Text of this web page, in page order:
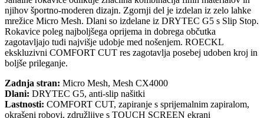
njihov športno-moderen dizajn. Zgornji del je izdelan iz zelo lahke
mrežice Micro Mesh. Dlani so izdelane iz DRYTEC G5 s Slip Stop.
Rokavice poleg najboljšega oprijema in dobrega občutka
zagotavljajo tudi najvišje udobje med nošenjem. ROECKL
ekskluzivni COMFORT CUT res zagotavlja posebej udoben kroj in
boljše prileganje.
Zadnja stran: Micro Mesh, Mesh CX4000
Dlani: DRYTEC G5, anti-slip našitki
Lastnosti: COMFORT CUT, zapiranje s sprijemalnim zapiralom,
okrašeni robovi, združljive s TOUCH SCREEN ekrani